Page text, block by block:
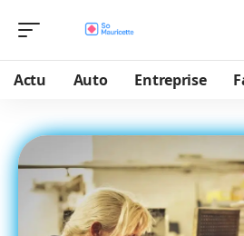
Actu Auto Entreprise